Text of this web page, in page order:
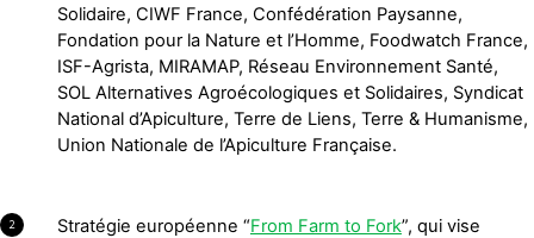
Solidaire, CIWF France, Confédération Paysanne,
Fondation pour la Nature et l’Homme, Foodwatch France,
ISF-Agrista, MIRAMAP, Réseau Environnement Santé,
SOL Alternatives Agroécologiques et Solidaires, Syndicat
National d’Apiculture, Terre de Liens, Terre & Humanisme,
Union Nationale de l’Apiculture Française.
2 Stratégie européenne “From Farm to Fork”, qui vise